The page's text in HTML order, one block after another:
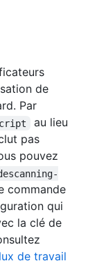
de
Par
au lieu
pas
pouvez
commande
qui
la clé de
de travail